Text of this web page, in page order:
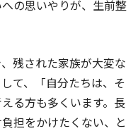
の思いやりが、生前整
残された家族が大変な
て、「自分たちは、そ
る方も多くいます。長
担をかけたくない、と